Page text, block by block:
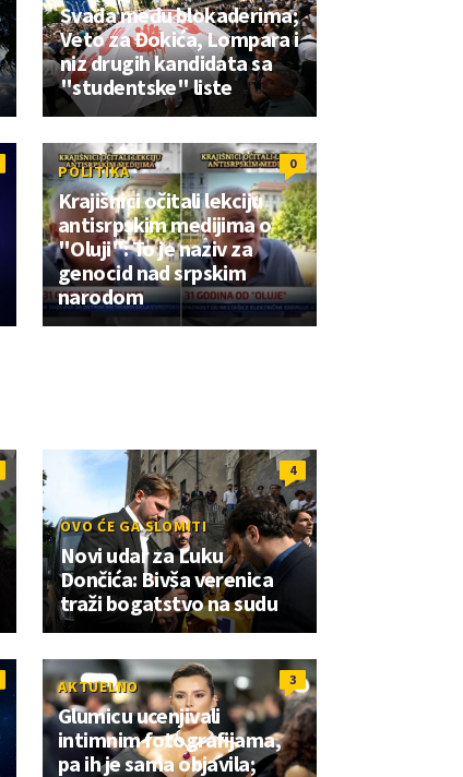
Svađa među blokaderima;
Veto za Đokića, Lompara i
niz drugih kandidata sa
"studentske" liste
0
POLITIKA
Krajišnici očitali lekciju
antisrpskim medijima o
"Oluji": To je naziv za
genocid nad srpskim
narodom
4
OVO ĆE GA SLOMITI
Novi udar za Luku
Dončića: Bivša verenica
traži bogatstvo na sudu
3
AKTUELNO
Glumicu ucenjivali
intimnim fotografijama,
pa ih je sama objavila;